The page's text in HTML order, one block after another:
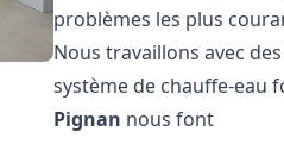
problèmes les plus
Nous travaillons avec
système de chauffe-eau
Pignan nous font